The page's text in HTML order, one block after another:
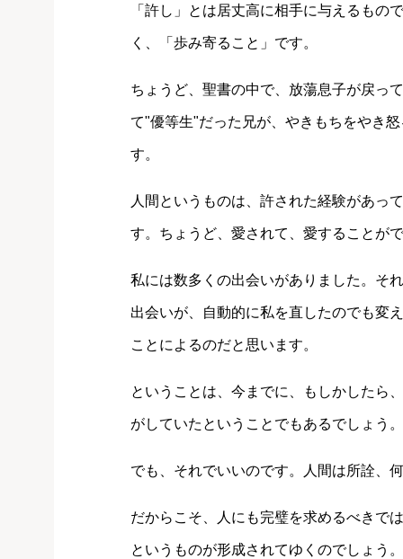
「許し」とは居丈高に相手に与えるもの
く、「歩み寄ること」です。
ちょうど、聖書の中で、放蕩息子が戻っ
て"優等生"だった兄が、やきもちをやき
す。
人間というものは、許された経験があっ
す。ちょうど、愛されて、愛することが
私には数多くの出会いがありました。そ
出会いが、自動的に私を直したのでも変
ことによるのだと思います。
ということは、今までに、もしかしたら
がしていたということでもあるでしょう。
でも、それでいいのです。人間は所詮、
だからこそ、人にも完璧を求めるべきで
というものが形成されてゆくのでしょう。